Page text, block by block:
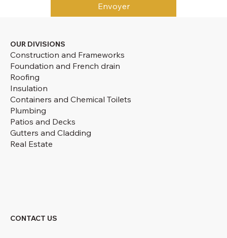
Envoyer
OUR DIVISIONS
Construction and Frameworks
Foundation and French drain
Roofing
Insulation
Containers and Chemical Toilets
Plumbing
Patios and Decks
Gutters and Cladding
Real Estate
CONTACT US